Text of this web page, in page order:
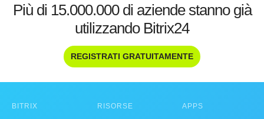
Più di 15.000.000 di aziende stanno già
utilizzando Bitrix24
REGISTRATI GRATUITAMENTE
BITRIX RISORSE APPS